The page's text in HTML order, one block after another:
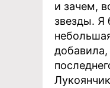
и зачем,
звезды. Я